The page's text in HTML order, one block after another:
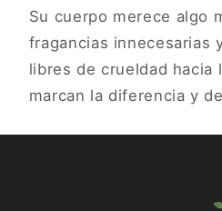
Su cuerpo merece algo
fragancias innecesarias
libres de crueldad hacia
marcan la diferencia y